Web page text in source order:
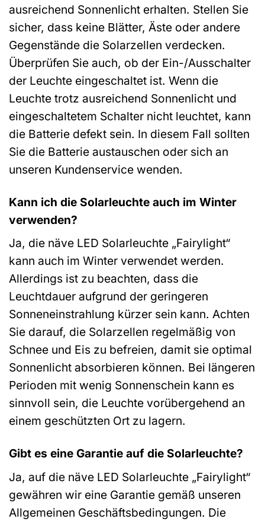
ausreichend Sonnenlicht erhalten. Stellen Sie
sicher, dass keine Blätter, Äste oder andere
Gegenstände die Solarzellen verdecken.
Überprüfen Sie auch, ob der Ein-/Ausschalter
der Leuchte eingeschaltet ist. Wenn die
Leuchte trotz ausreichend Sonnenlicht und
eingeschaltetem Schalter nicht leuchtet, kann
die Batterie defekt sein. In diesem Fall sollten
Sie die Batterie austauschen oder sich an
unseren Kundenservice wenden.
Kann ich die Solarleuchte auch im Winter
verwenden?
Ja, die näve LED Solarleuchte „Fairylight“
kann auch im Winter verwendet werden.
Allerdings ist zu beachten, dass die
Leuchtdauer aufgrund der geringeren
Sonneneinstrahlung kürzer sein kann. Achten
Sie darauf, die Solarzellen regelmäßig von
Schnee und Eis zu befreien, damit sie optimal
Sonnenlicht absorbieren können. Bei längeren
Perioden mit wenig Sonnenschein kann es
sinnvoll sein, die Leuchte vorübergehend an
einem geschützten Ort zu lagern.
Gibt es eine Garantie auf die Solarleuchte?
Ja, auf die näve LED Solarleuchte „Fairylight“
gewähren wir eine Garantie gemäß unseren
Allgemeinen Geschäftsbedingungen. Die